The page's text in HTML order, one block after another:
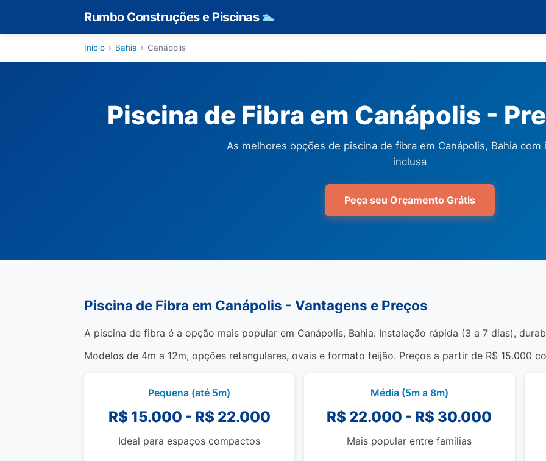
Rumbo Construções e Piscinas 🏊
Início › Bahia › Canápolis
Piscina de Fibra em Canápolis -
As melhores opções de piscina de fibra em Canápolis, Bahia com
inclusa
Peça seu Orçamento Grátis
Piscina de Fibra em Canápolis - Vantagens e Preços
A piscina de fibra é a opção mais popular em Canápolis, Bahia. Instalação rápida (3 a 7 dias),
Modelos de 4m a 12m, opções retangulares, ovais e formato feijão. Preços a partir de R$ 15.000
Pequena (até 5m)
R$ 15.000 - R$ 22.000
Ideal para espaços compactos
Média (5m a 8m)
R$ 22.000 - R$ 30.000
Mais popular entre famílias